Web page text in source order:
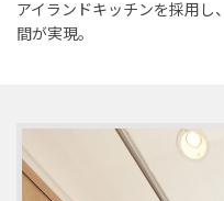
アイランドキッチンを採用し
間が実現。